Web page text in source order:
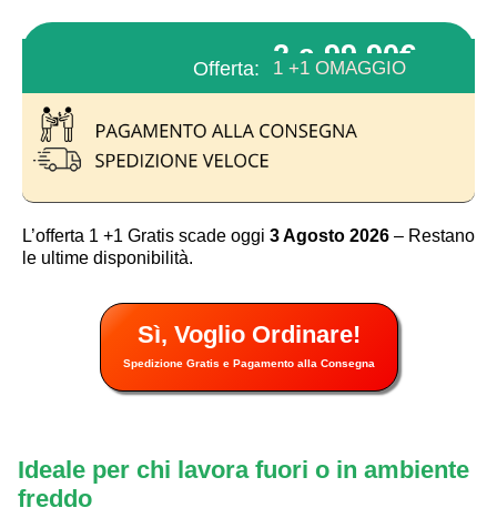
198,90€
Prezzo Oggi: 2 a 99,90€
Offerta: 1 +1 OMAGGIO
L’offerta 1 +1 Gratis scade oggi 3 Agosto 2026 – Restano
le ultime disponibilità.
Sì, Voglio Ordinare!
Spedizione Gratis e Pagamento alla Consegna
Ideale per chi lavora fuori o in ambiente
freddo